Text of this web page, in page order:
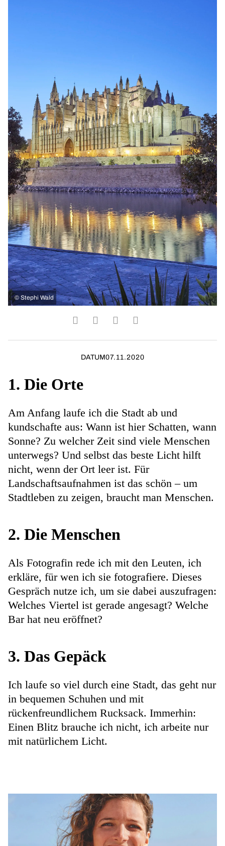
© Stephi Wald
DATUM07.11.2020
1. Die Orte
Am Anfang laufe ich die Stadt ab und
kundschafte aus: Wann ist hier Schatten, wann
Sonne? Zu welcher Zeit sind viele Menschen
unterwegs? Und selbst das beste Licht hilft
nicht, wenn der Ort leer ist. Für
Landschaftsaufnahmen ist das schön – um
Stadtleben zu zeigen, braucht man Menschen.
2. Die Menschen
Als Fotografin rede ich mit den Leuten, ich
erkläre, für wen ich sie fotografiere. Dieses
Gespräch nutze ich, um sie dabei auszufragen:
Welches Viertel ist gerade angesagt? Welche
Bar hat neu eröffnet?
3. Das Gepäck
Ich laufe so viel durch eine Stadt, das geht nur
in bequemen Schuhen und mit
rückenfreundlichem Rucksack. Immerhin:
Einen Blitz brauche ich nicht, ich arbeite nur
mit natürlichem Licht.